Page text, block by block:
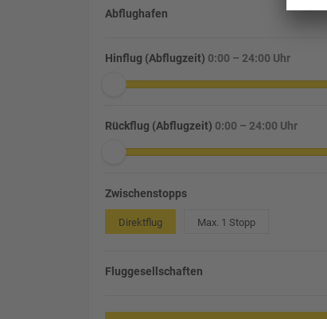
Abflughafen
Hinflug (Abflugzeit) 0:00 – 24:00 Uhr
Rückflug (Abflugzeit) 0:00 – 24:00 Uhr
Zwischenstopps
Direktflug Max. 1 Stopp
Fluggesellschaften